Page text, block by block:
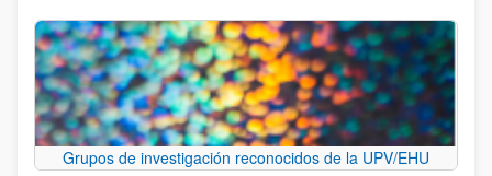
Grupos de investigación reconocidos de la UPV/EHU